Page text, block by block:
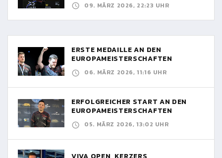
09. MÄRZ 2026, 22:23 UHR
ERSTE MEDAILLE AN DEN
EUROPAMEISTERSCHAFTEN
06. MÄRZ 2026, 11:16 UHR
ERFOLGREICHER START AN DEN
EUROPAMEISTERSCHAFTEN
05. MÄRZ 2026, 13:02 UHR